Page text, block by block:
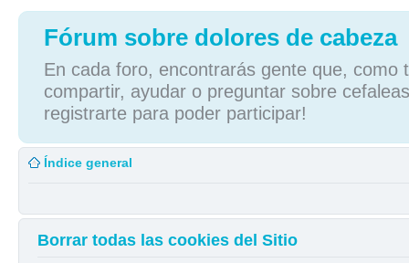
Fórum sobre dolores de cabeza
En cada foro, encontrarás gente que, como
compartir, ayudar o preguntar sobre
registrarte para poder participar!
Índice general
Borrar todas las cookies del Sitio